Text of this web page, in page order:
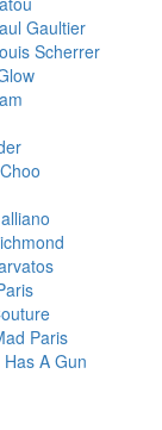
Gaultier
Scherrer
Paris
A Gun